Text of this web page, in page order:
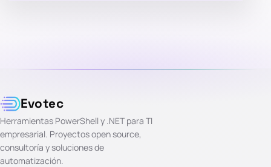
Evotec
Herramientas PowerShell y .NET para TI
empresarial. Proyectos open source,
consultoría y soluciones de
automatización.